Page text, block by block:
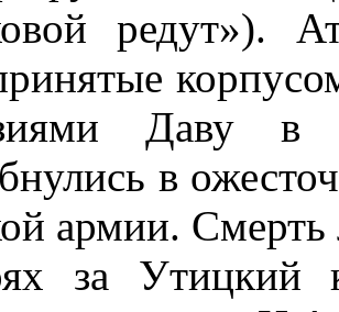
редут»).
Даву в
в
армии. Смерть
за Утицкий